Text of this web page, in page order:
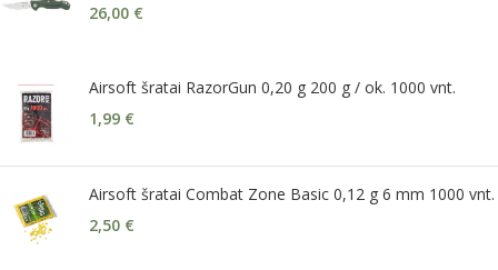
26,00 €
Airsoft šratai RazorGun 0,20 g 200 g / ok. 1000 vnt.
1,99 €
Airsoft šratai Combat Zone Basic 0,12 g 6 mm 1000 vnt.
2,50 €